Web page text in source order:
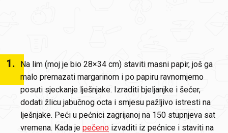
1.
Na lim (moj je bio 28×34 cm) staviti masni papir, još ga
malo premazati margarinom i po papiru ravnomjerno
posuti sjeckanje lješnjake. Izraditi bjeljanjke i šećer,
dodati žlicu jabučnog octa i smjesu pažljivo istresti na
lješnjake. Peći u pećnici zagrijanoj na 150 stupnjeva sat
vremena. Kada je pečeno izvaditi iz pećnice i staviti na